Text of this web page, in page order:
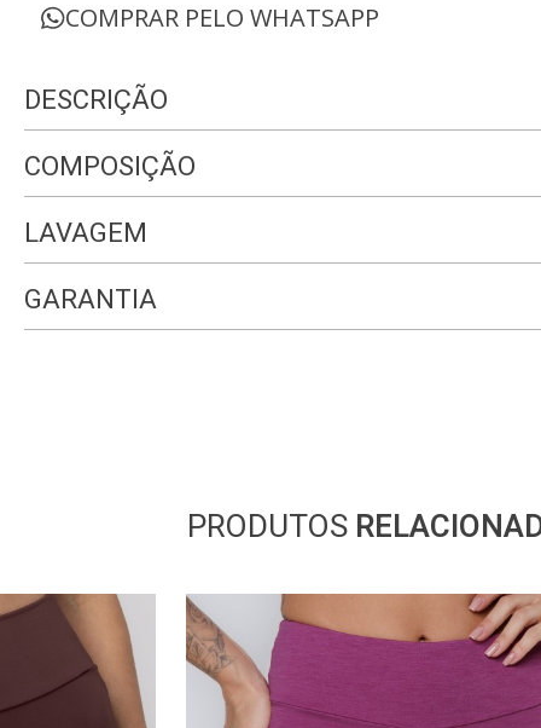
COMPRAR PELO WHATSAPP
DESCRIÇÃO
Medidas da modelo:
Altura: 170cm
Busto: 83cm
•Cintura: 64cm
•Quadril: 97cm
COMPOSIÇÃO
LAVAGEM
GARANTIA
PRODUTOS